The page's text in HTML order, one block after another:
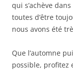
qui s’achève
toutes d’être
nous avons été
Que l’automne
possible, profitez